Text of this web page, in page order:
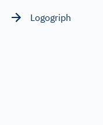
Logogriph